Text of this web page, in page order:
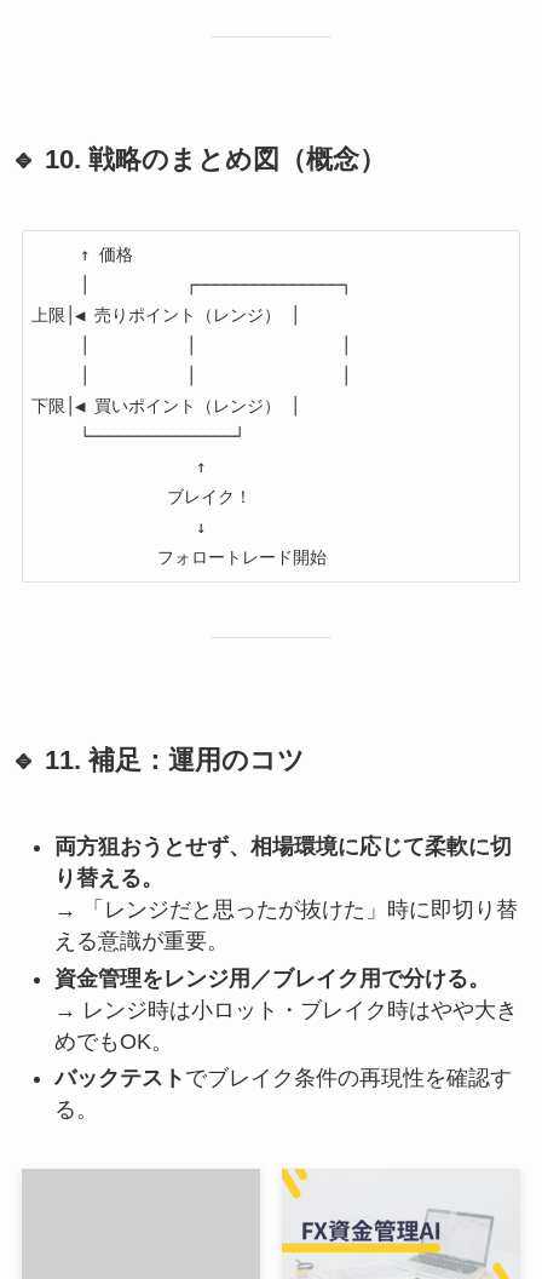
🔹 10. 戦略のまとめ図（概念）
上限│◀ 売りポイント（レンジ） │
下限│◀ 買いポイント（レンジ） │
             フォロートレード開始
🔹 11. 補足：運用のコツ
両方狙おうとせず、相場環境に応じて柔軟に切
り替える。
→ 「レンジだと思ったが抜けた」時に即切り替
える意識が重要。
資金管理をレンジ用／ブレイク用で分ける。
→ レンジ時は小ロット・ブレイク時はやや大き
めでもOK。
バックテスト でブレイク条件の再現性を確認す
る。